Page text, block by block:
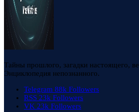
Тайны прошлого, загадки настоящего,
Энциклопедия непознанного.
Telegram 88k Followers
RSS 23k Followers
VK 23k Followers